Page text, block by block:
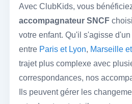
Avec ClubKids, vous
accompagnateur SNCF
votre enfant. Qu'il s'agisse
entre Paris et Lyon, Marseille
trajet plus complexe avec
correspondances, nos
Ils peuvent gérer les